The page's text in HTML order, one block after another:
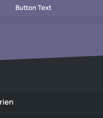
Button Text